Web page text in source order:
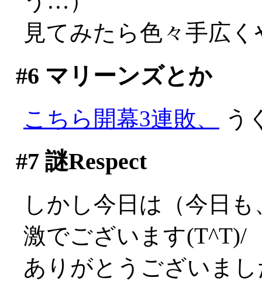
見てみたら色々手広
#6 マリーンズとか
こちら開幕3連敗、 う
#7 謎Respect
しかし今日は（今日
激でございます(T^T)/
ありがとうございま